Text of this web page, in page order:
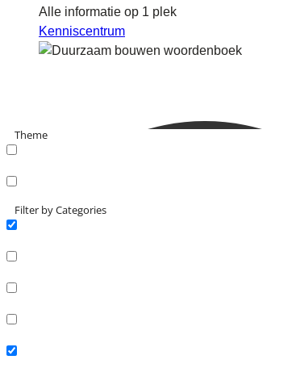
Alle informatie op 1 plek
Kenniscentrum
Theme
Filter by Categories